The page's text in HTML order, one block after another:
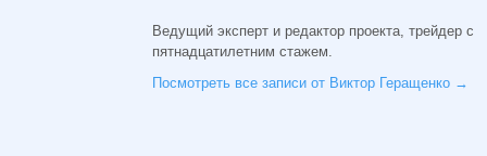
Ведущий эксперт и редактор проекта, трейдер с
пятнадцатилетним стажем.
Посмотреть все записи от Виктор Геращенко →